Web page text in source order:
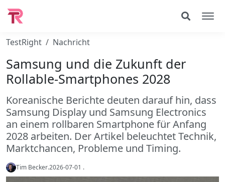
TestRight Nachricht
Samsung und die Zukunft der
Rollable-Smartphones 2028
Koreanische Berichte deuten darauf hin, dass
Samsung Display und Samsung Electronics
an einem rollbaren Smartphone für Anfang
2028 arbeiten. Der Artikel beleuchtet Technik,
Marktchancen, Probleme und Timing.
Tim Becker.2026-07-01 .